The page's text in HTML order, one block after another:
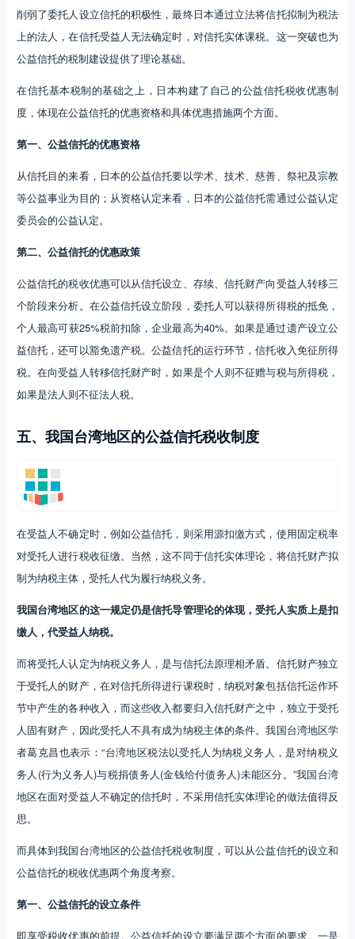
削弱了委托人设立信托的积极性，最终日本通过立法将信托拟制为税法
上的法人，在信托受益人无法确定时，对信托实体课税。这一突破也为
公益信托的税制建设提供了理论基础。
在信托基本税制的基础之上，日本构建了自己的公益信托税收优惠制
度，体现在公益信托的优惠资格和具体优惠措施两个方面。
第一、公益信托的优惠资格
从信托目的来看，日本的公益信托要以学术、技术、慈善、祭祀及宗教
等公益事业为目的；从资格认定来看，日本的公益信托需通过公益认定
委员会的公益认定。
第二、公益信托的优惠政策
公益信托的税收优惠可以从信托设立、存续、信托财产向受益人转移三
个阶段来分析。在公益信托设立阶段，委托人可以获得所得税的抵免，
个人最高可获25%税前扣除，企业最高为40%。如果是通过遗产设立公
益信托，还可以豁免遗产税。公益信托的运行环节，信托收入免征所得
税。在向受益人转移信托财产时，如果是个人则不征赠与税与所得税，
如果是法人则不征法人税。
五、我国台湾地区的公益信托税收制度
在受益人不确定时，例如公益信托，则采用源扣缴方式，使用固定税率
对受托人进行税收征缴。当然，这不同于信托实体理论，将信托财产拟
制为纳税主体，受托人代为履行纳税义务。
我国台湾地区的这一规定仍是信托导管理论的体现，受托人实质上是扣
缴人，代受益人纳税。
而将受托人认定为纳税义务人，是与信托法原理相矛盾。信托财产独立
于受托人的财产，在对信托所得进行课税时，纳税对象包括信托运作环
节中产生的各种收入，而这些收入都要归入信托财产之中，独立于受托
人固有财产，因此受托人不具有成为纳税主体的条件。我国台湾地区学
者葛克昌也表示：“台湾地区税法以受托人为纳税义务人，是对纳税义
务人(行为义务人)与税捐债务人(金钱给付债务人)未能区分。”我国台湾
地区在面对受益人不确定的信托时，不采用信托实体理论的做法值得反
思。
而具体到我国台湾地区的公益信托税收制度，可以从公益信托的设立和
公益信托的税收优惠两个角度考察。
第一、公益信托的设立条件
即享受税收优惠的前提。公益信托的设立要满足两个方面的要求。一是